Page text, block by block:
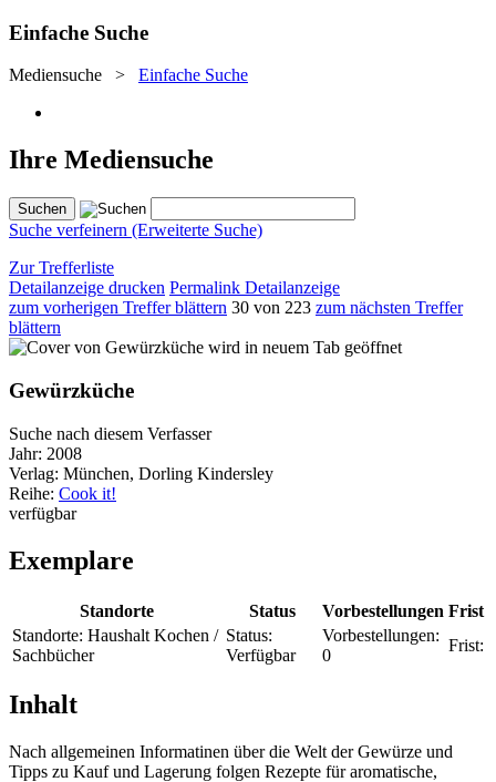
Einfache Suche
Mediensuche > Einfache Suche
Ihre Mediensuche
Suche verfeinern (Erweiterte Suche)
Zur Trefferliste
Detailanzeige drucken Permalink Detailanzeige
zum vorherigen Treffer blättern 30 von 223 zum nächsten Treffer
blättern
wird in neuem Tab geöffnet
Gewürzküche
Suche nach diesem Verfasser
Jahr: 2008
Verlag: München, Dorling Kindersley
Reihe: Cook it!
verfügbar
Exemplare
Standorte Status Vorbestellungen Frist
Standorte: Haushalt Kochen /
Sachbücher
Status:
Verfügbar
Vorbestellungen:
0
Frist:
Inhalt
Nach allgemeinen Informatinen über die Welt der Gewürze und
Tipps zu Kauf und Lagerung folgen Rezepte für aromatische,